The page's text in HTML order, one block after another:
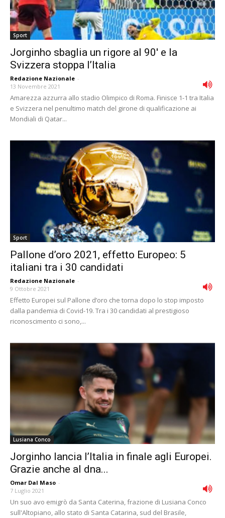
Sport
Jorginho sbaglia un rigore al 90′ e la
Svizzera stoppa l’Italia
Redazione Nazionale -
13 Novembre 2021
Amarezza azzurra allo stadio Olimpico di Roma. Finisce 1-1 tra Italia
e Svizzera nel penultimo match del girone di qualificazione ai
Mondiali di Qatar...
Sport
Pallone d’oro 2021, effetto Europeo: 5
italiani tra i 30 candidati
Redazione Nazionale -
9 Ottobre 2021
Effetto Europei sul Pallone d’oro che torna dopo lo stop imposto
dalla pandemia di Covid-19. Tra i 30 candidati al prestigioso
riconoscimento ci sono,...
Lusiana Conco
Jorginho lancia l’Italia in finale agli Europei.
Grazie anche al dna...
Omar Dal Maso -
7 Luglio 2021
Un suo avo emigrò da Santa Caterina, frazione di Lusiana Conco
sull'Altopiano, allo stato di Santa Catarina, sud del Brasile,